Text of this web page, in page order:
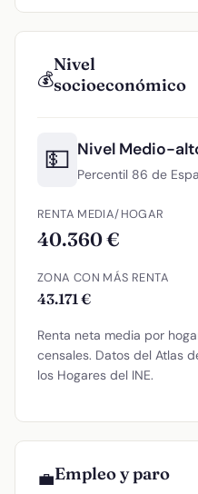
💰
Nivel
socioeconómico
💵 Nivel Medio-
Percentil 86 de
RENTA MEDIA/HOGAR
40.360 €
ZONA CON MÁS RENTA
43.171 €
Renta neta media por
censales. Datos del Atlas
los Hogares del INE.
💼Empleo y paro